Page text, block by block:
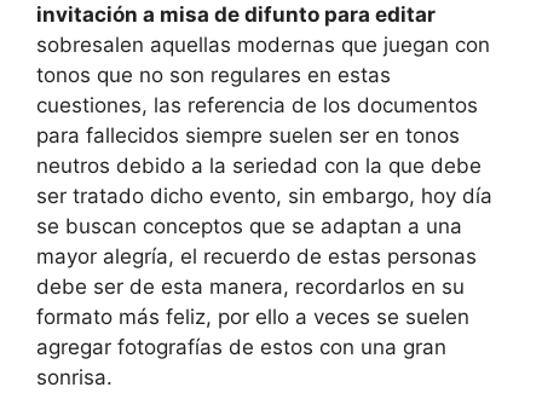
invitación a misa de difunto para editar
sobresalen aquellas modernas que juegan con
tonos que no son regulares en estas
cuestiones, las referencia de los documentos
para fallecidos siempre suelen ser en tonos
neutros debido a la seriedad con la que debe
ser tratado dicho evento, sin embargo, hoy día
se buscan conceptos que se adaptan a una
mayor alegría, el recuerdo de estas personas
debe ser de esta manera, recordarlos en su
formato más feliz, por ello a veces se suelen
agregar fotografías de estos con una gran
sonrisa.